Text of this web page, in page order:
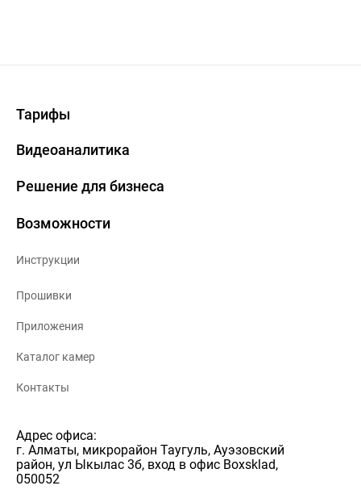
Тарифы
Видеоаналитика
Решение для бизнеса
Возможности
Инструкции
Прошивки
Приложения
Каталог камер
Контакты
Адрес офиса:
г. Алматы, микрорайон Таугуль, Ауэзовский
район, ул Ыкылас 3б, вход в офис Boxsklad,
050052